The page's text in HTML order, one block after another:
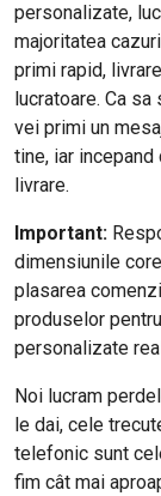
personalizate,
majoritatea
primi rapid,
lucratoare. Ca
vei primi un
tine, iar
livrare.
Important:
dimensiunile
plasarea
produselor
personalizate
Noi lucram
le dai, cele
telefonic sunt
fim cât mai